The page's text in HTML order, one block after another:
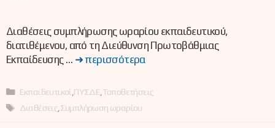
Διαθέσεις συμπλήρωσης ωραρίου εκπαιδευτικού,
διατιθέμενου, από τη Διεύθυνση Πρωτοβάθμιας
Εκπαίδευσης … ➜ περισσότερα
Κατηγορίες
Εκπαιδευτικοί,ΠΥΣΔΕ,Τοποθετήσεις
Ετικέτες
Διαθέσεις,Συμπλήρωση ωραρίου